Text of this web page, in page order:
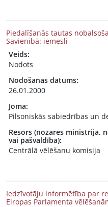
Piedalīšanās tautas
Savienībā: iemesli
Veids:
Nodots
Nodošanas datums:
26.01.2000
Joma:
Pilsoniskās sabiedrības un
Resors (nozares ministrija,
vai pašvaldība):
Centrālā vēlēšanu komisija
Iedzīvotāju informētība par
Eiropas Parlamenta